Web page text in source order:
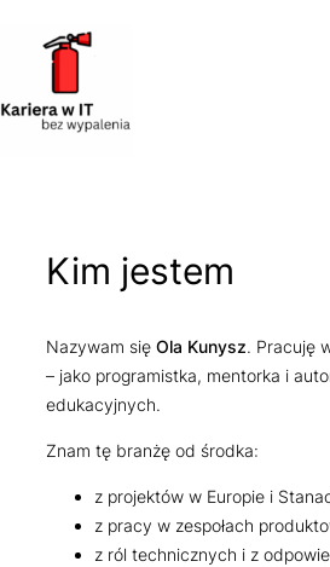
Kim jestem
Nazywam się Ola Kunysz. Pracuję
– jako programistka, mentorka i
edukacyjnych.
Znam tę branżę od środka:
z projektów w Europie i
z pracy w zespołach
z ról technicznych i z